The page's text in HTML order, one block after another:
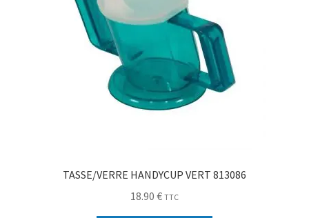
TASSE/VERRE HANDYCUP VERT 813086
18.90 € TTC